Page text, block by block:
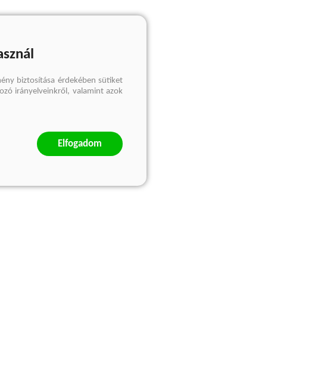
biztosítása érdekében sütiket
irányelveinkről, valamint azok
Elfogadom